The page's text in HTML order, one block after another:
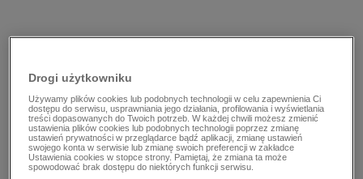
Drogi użytkowniku
Używamy plików cookies lub podobnych technologii w celu zapewnienia Ci
dostępu do serwisu, usprawniania jego działania, profilowania i wyświetlania
treści dopasowanych do Twoich potrzeb. W każdej chwili możesz zmienić
ustawienia plików cookies lub podobnych technologii poprzez zmianę
ustawień prywatności w przeglądarce bądź aplikacji, zmianę ustawień
swojego konta w serwisie lub zmianę swoich preferencji w zakładce
Ustawienia cookies w stopce strony. Pamiętaj, że zmiana ta może
spowodować brak dostępu do niektórych funkcji serwisu.